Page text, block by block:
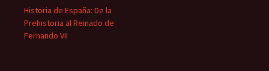
Historia de España: De la
Prehistoria al Reinado de
Fernando VII